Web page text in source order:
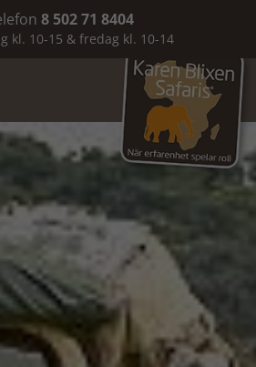
8 502 71 8404
kl. 10-15 & fredag kl. 10-14